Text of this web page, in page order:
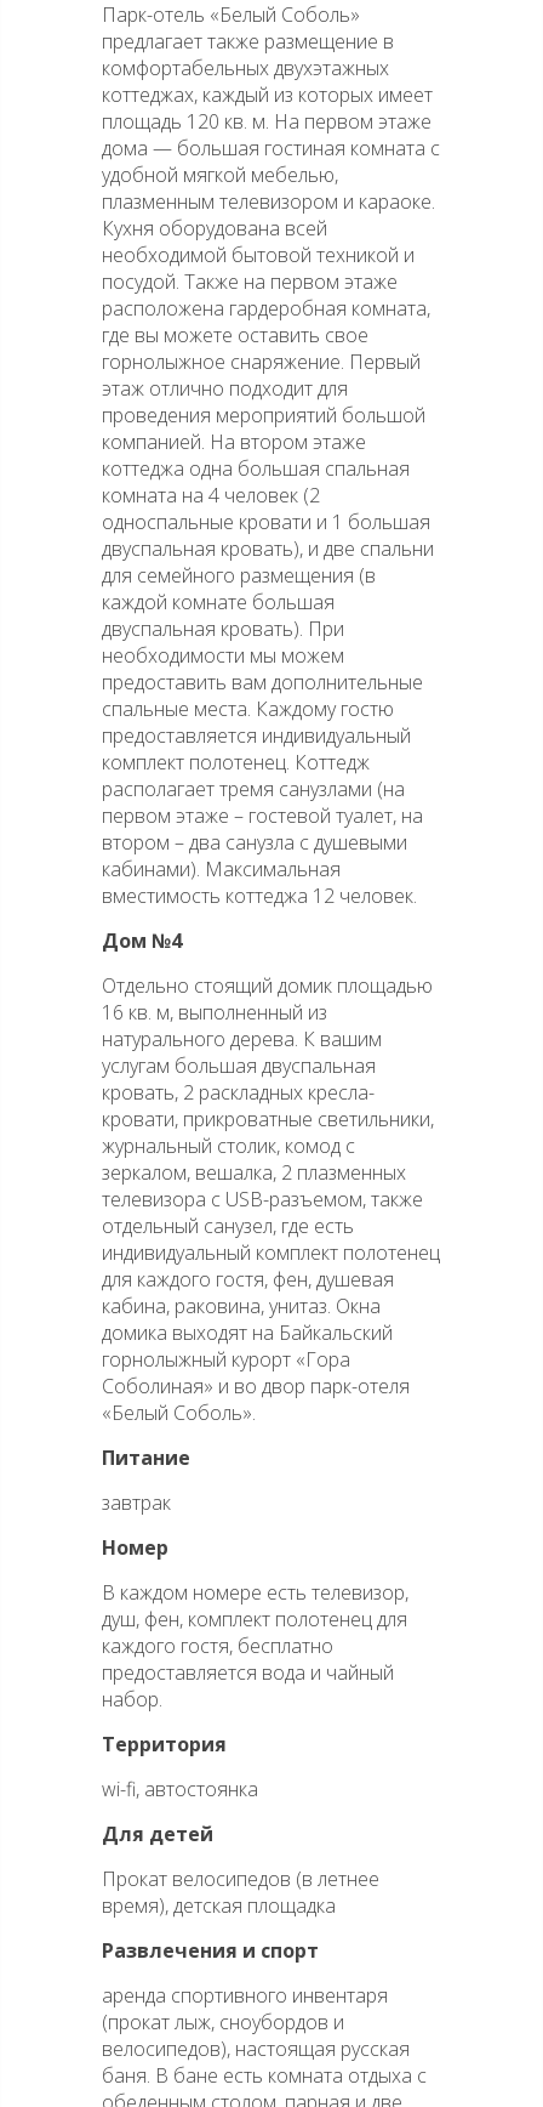
Парк-отель «Белый Соболь»
предлагает также размещение в
комфортабельных двухэтажных
коттеджах, каждый из которых имеет
площадь 120 кв. м. На первом этаже
дома — большая гостиная комната с
удобной мягкой мебелью,
плазменным телевизором и караоке.
Кухня оборудована всей
необходимой бытовой техникой и
посудой. Также на первом этаже
расположена гардеробная комната,
где вы можете оставить свое
горнолыжное снаряжение. Первый
этаж отлично подходит для
проведения мероприятий большой
компанией. На втором этаже
коттеджа одна большая спальная
комната на 4 человек (2
односпальные кровати и 1 большая
двуспальная кровать), и две спальни
для семейного размещения (в
каждой комнате большая
двуспальная кровать). При
необходимости мы можем
предоставить вам дополнительные
спальные места. Каждому гостю
предоставляется индивидуальный
комплект полотенец. Коттедж
располагает тремя санузлами (на
первом этаже – гостевой туалет, на
втором – два санузла с душевыми
кабинами). Максимальная
вместимость коттеджа 12 человек.
Дом №4
Отдельно стоящий домик площадью
16 кв. м, выполненный из
натурального дерева. К вашим
услугам большая двуспальная
кровать, 2 раскладных кресла-
кровати, прикроватные светильники,
журнальный столик, комод с
зеркалом, вешалка, 2 плазменных
телевизора с USB-разъемом, также
отдельный санузел, где есть
индивидуальный комплект полотенец
для каждого гостя, фен, душевая
кабина, раковина, унитаз. Окна
домика выходят на Байкальский
горнолыжный курорт «Гора
Соболиная» и во двор парк-отеля
«Белый Соболь».
Питание
завтрак
Номер
В каждом номере есть телевизор,
душ, фен, комплект полотенец для
каждого гостя, бесплатно
предоставляется вода и чайный
набор.
Территория
wi-fi, автостоянка
Для детей
Прокат велосипедов (в летнее
время), детская площадка
Развлечения и спорт
аренда спортивного инвентаря
(прокат лыж, сноубордов и
велосипедов), настоящая русская
баня. В бане есть комната отдыха с